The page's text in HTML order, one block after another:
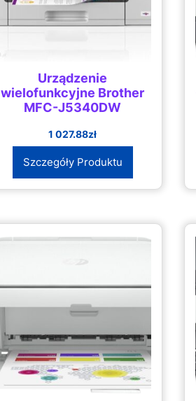
Urządzenie
wielofunkcyjne Brother
MFC-J5340DW
1 027.88zł
Szczegóły Produktu